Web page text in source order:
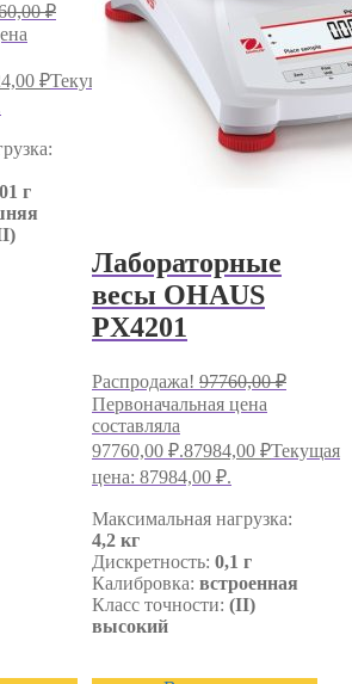
₽
₽Текущая
г
Лабораторные
весы OHAUS
PX4201
Распродажа! 97760,00₽
Первоначальная цена
составляла
97760,00 ₽.87984,00 ₽Текущая
цена: 87984,00 ₽.
Максимальная нагрузка:
4,2 кг
Дискретность: 0,1 г
Калибровка: встроенная
Класс точности: (II)
высокий